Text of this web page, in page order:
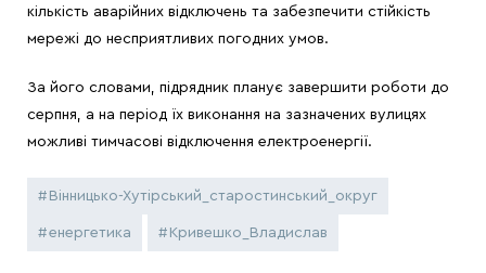
кількість аварійних відключень та забезпечити стійкість
мережі до несприятливих погодних умов.
За його словами, підрядник планує завершити роботи до
серпня, а на період їх виконання на зазначених вулицях
можливі тимчасові відключення електроенергії.
Вінницько-Хутірський_старостинський_округ
енергетика Кривешко_Владислав